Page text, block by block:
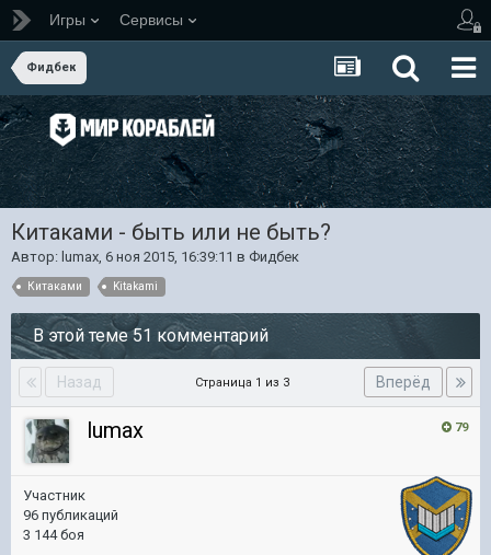
Игры Сервисы
Фидбек
Китаками - быть или не быть?
Автор: lumax, 6 ноя 2015, 16:39:11 в Фидбек
Китаками Kitakami
В этой теме 51 комментарий
Назад Вперёд
Страница 1 из 3
79
lumax
Участник
96 публикаций
3 144 боя